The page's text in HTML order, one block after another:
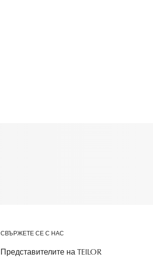
СВЪРЖЕТЕ СЕ С НАС
Представителите на TEILOR